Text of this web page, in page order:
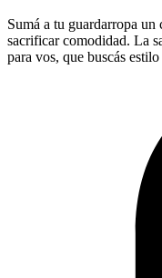
Sumá a tu guardarropa
sacrificar comodidad. La
para vos, que buscás